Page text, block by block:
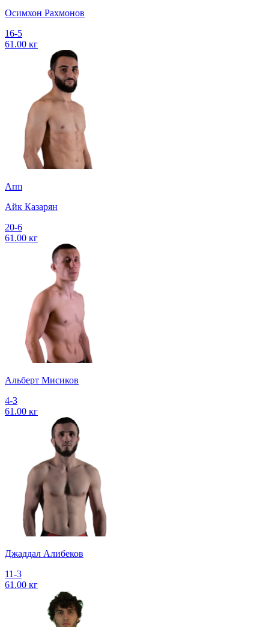
Осимхон Рахмонов
16-5
61.00 кг
Arm
Айк Казарян
20-6
61.00 кг
Альберт Мисиков
4-3
61.00 кг
Джаддал Алибеков
11-3
61.00 кг